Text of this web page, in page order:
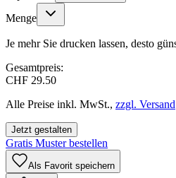
Menge
Je mehr Sie drucken lassen, desto
Gesamtpreis:
CHF 29.50
Alle Preise inkl. MwSt., zzgl. Versand
Jetzt gestalten
Gratis Muster bestellen
Als Favorit speichern